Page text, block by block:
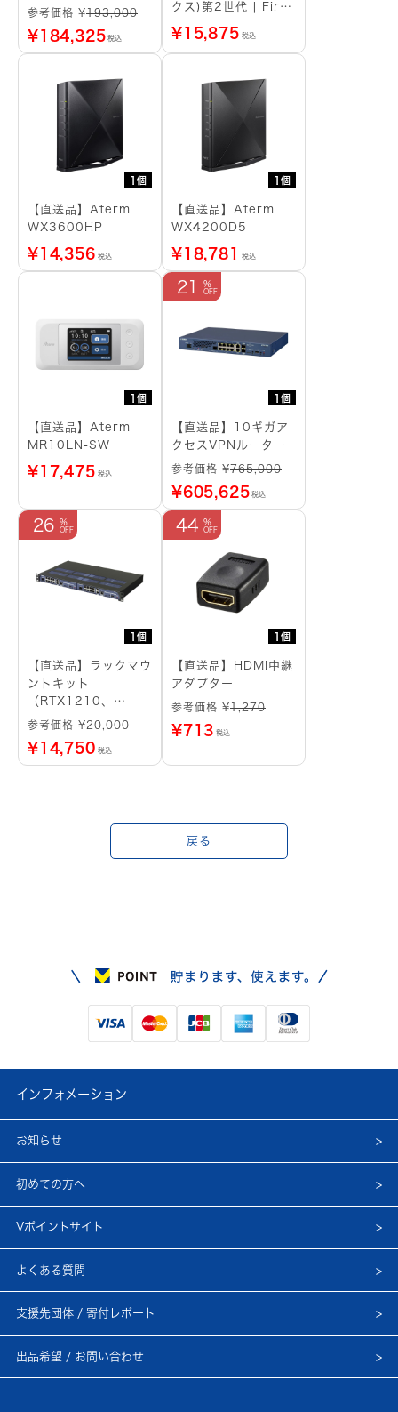
参考価格 ¥193,000
¥184,325 税込
クス)第2世代 | Fire
TV Stick史上最もパ
ワフル | ストリーミ
¥15,875 税込
1個
【直送品】Aterm
WX3600HP
¥14,356 税込
1個
【直送品】Aterm
WX4200D5
¥18,781 税込
1個
【直送品】Aterm
MR10LN-SW
¥17,475 税込
1個
21
【直送品】10ギガア
クセスVPNルーター
参考価格 ¥765,000
¥605,625 税込
1個
26
【直送品】ラックマウ
ントキット
（RTX1210、
RTX1220用）
参考価格 ¥20,000
¥14,750 税込
1個
44
【直送品】HDMI中継
アダプター
参考価格 ¥1,270
¥713 税込
戻る
インフォメーション
お知らせ
初めての方へ
Vポイントサイト
よくある質問
支援先団体 / 寄付レポート
出品希望 / お問い合わせ